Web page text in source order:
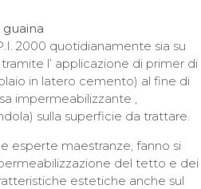
2000 quotidianamente sia su
l’ applicazione di primer di
in latero cemento) al fine di
impermeabilizzante ,
sulla superficie da trattare.
esperte maestranze, fanno si
del tetto e dei
estetiche anche sul